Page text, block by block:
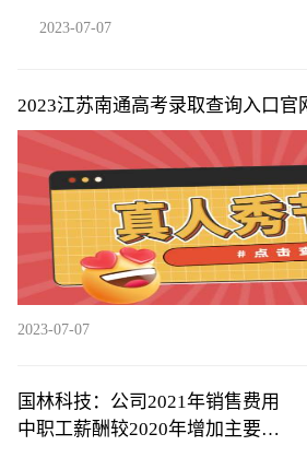
2023-07-07
2023江苏南通高考录取查询入口官
2023-07-07
国林科技：公司2021年销售费用
中职工薪酬较2020年增加主要系